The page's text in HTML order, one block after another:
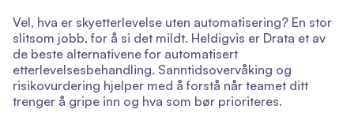
Vel, hva er skyetterlevelse uten automatisering? En stor
slitsom jobb, for å si det mildt. Heldigvis er Drata et av
de beste alternativene for automatisert
etterlevelsesbehandling. Sanntidsovervåking og
risikovurdering hjelper med å forstå når teamet ditt
trenger å gripe inn og hva som bør prioriteres.